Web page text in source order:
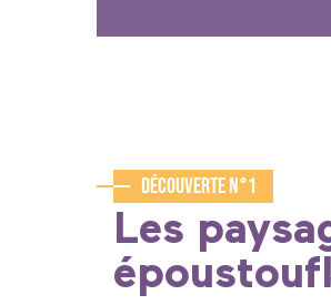
Découverte n°1
Les